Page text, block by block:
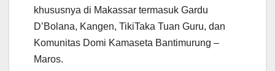
khususnya di Makassar termasuk Gardu
D’Bolana, Kangen, TikiTaka Tuan Guru, dan
Komunitas Domi Kamaseta Bantimurung –
Maros.